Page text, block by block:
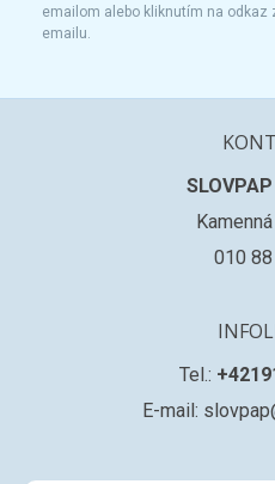
emailom alebo kliknutím na
emailu.
010
Tel.:
E-mail: